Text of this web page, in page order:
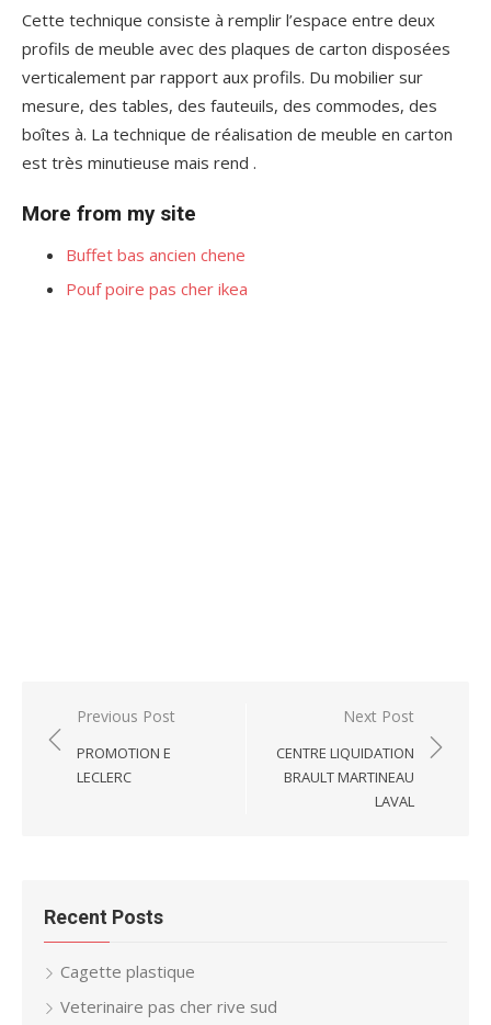
Cette technique consiste à remplir l’espace entre deux
profils de meuble avec des plaques de carton disposées
verticalement par rapport aux profils. Du mobilier sur
mesure, des tables, des fauteuils, des commodes, des
boîtes à. La technique de réalisation de meuble en carton
est très minutieuse mais rend .
More from my site
Buffet bas ancien chene
Pouf poire pas cher ikea
Post
navigation
Previous Post
PROMOTION E
LECLERC
Next Post
CENTRE LIQUIDATION
BRAULT MARTINEAU
LAVAL
Recent Posts
Cagette plastique
Veterinaire pas cher rive sud